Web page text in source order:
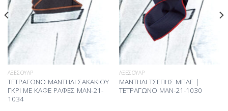
ΑΞΕΣΟΥΆΡ
ΤΕΤΡΑΓΩΝΟ ΜΑΝΤΗΛΙ ΣΑΚΑΚΙΟΥ
ΓΚΡΙ ΜΕ ΚΑΦΕ ΡΑΦΕΣ MAN-21-
1034
ΑΞΕΣΟΥΆΡ
ΜΑΝΤΗΛΙ ΤΣΕΠΗΣ ΜΠΛΕ |
ΤΕΤΡΑΓΩΝΟ MAN-21-1030